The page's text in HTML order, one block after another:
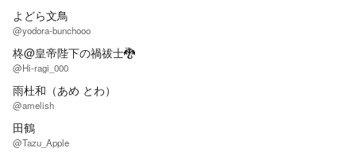
よどら文鳥
@yodora-bunchooo
柊@皇帝陛下の禍祓士🐉
@Hi-ragi_000
雨杜和（あめ とわ）
@amelish
田鶴
@Tazu_Apple